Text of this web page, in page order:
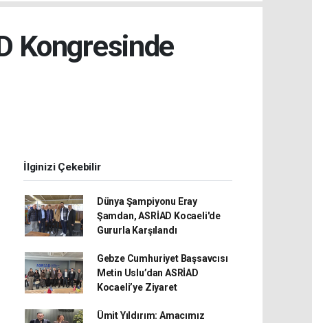
Kongresinde
İlginizi Çekebilir
Dünya Şampiyonu Eray
Şamdan, ASRİAD Kocaeli'de
Gururla Karşılandı
Gebze Cumhuriyet Başsavcısı
Metin Uslu’dan ASRİAD
Kocaeli’ye Ziyaret
Ümit Yıldırım: Amacımız